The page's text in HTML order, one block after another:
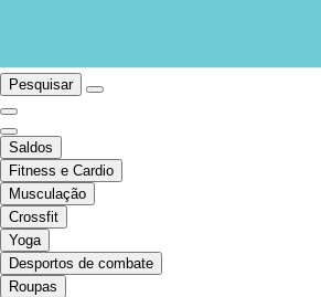
Pesquisar
Saldos
Fitness e Cardio
Musculação
Crossfit
Yoga
Desportos de combate
Roupas